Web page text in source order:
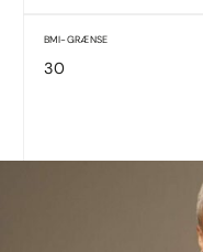
BMI-GRÆNSE
30